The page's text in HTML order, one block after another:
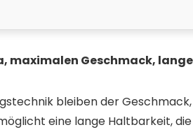
maximalen Geschmack,
bleiben der
eine lange Haltbarkeit,